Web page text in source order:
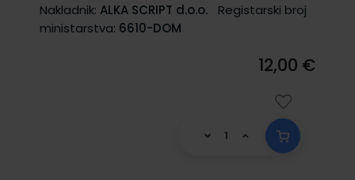
Nakladnik: ALKA SCRIPT d.o.o.
Registarski broj
ministarstva: 6610-DOM
12,00 €